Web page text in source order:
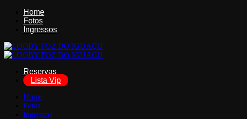
Home
Fotos
Ingressos
Reservas
Lista Vip
Home
Fotos
Ingressos